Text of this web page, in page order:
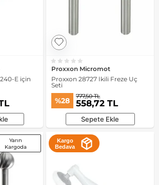
E için
Proxxon Micromot
Proxxon 28727 İkili Freze Uç
Seti
%28 777,50 TL
558,72 TL
Sepete Ekle
Yarın
Kargoda
Kargo
Bedava